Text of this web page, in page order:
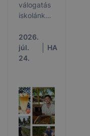
válogatás
iskolánk
2026.
júl.
24.
HA